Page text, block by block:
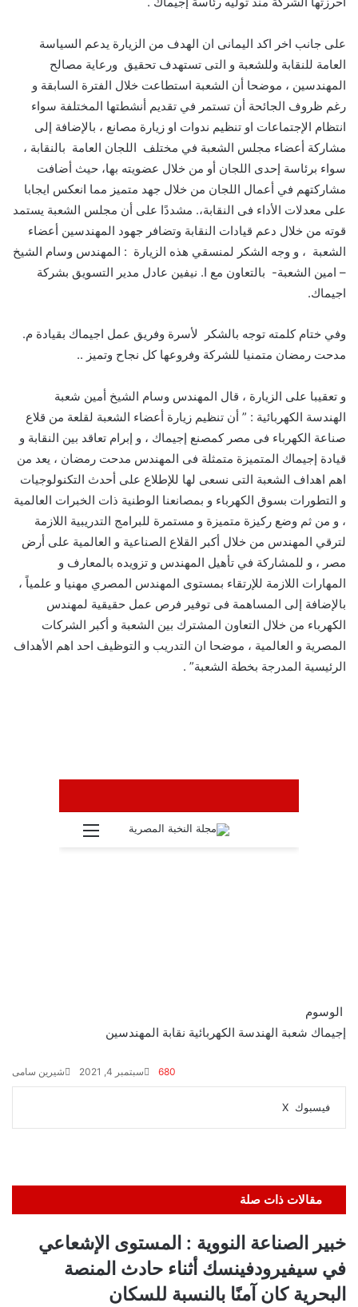
على جانب اخر اكد اليمانى ان الهدف من الزيارة يدعم السياسة
العامة للنقابة وللشعبة و التى تستهدف تحقيق ورعاية مصالح
المهندسين ، موضحا أن الشعبة استطاعت خلال الفترة السابقة و
رغم ظروف الجائحة أن تستمر في تقديم أنشطتها المختلفة سواء
انتظام الإجتماعات او تنظيم ندوات او زيارة مصانع ، بالإضافة إلى
مشاركة أعضاء مجلس الشعبة في مختلف اللجان العامة بالنقابة ،
سواء برئاسة إحدى اللجان أو من خلال عضويته بها، حيث أضافت
مشاركتهم في أعمال اللجان من خلال جهد متميز مما انعكس ايجابا
على معدلات الأداء فى النقابة،. مشددًا على أن مجلس الشعبة يستمد
قوته من خلال دعم قيادات النقابة وتضافر جهود المهندسين أعضاء
الشعبة ، و وجه الشكر لمنسقي هذه الزيارة : المهندس وسام الشيخ
– امين الشعبة- بالتعاون مع ا. نيفين عادل مدير التسويق بشركة
اجيماك.
وفي ختام كلمته توجه بالشكر لأسرة وفريق عمل اجيماك بقيادة م.
مدحت رمضان متمنيا للشركة وفروعها كل نجاح وتميز ..
و تعقيبا على الزيارة ، قال المهندس وسام الشيخ أمين شعبة
الهندسة الكهربائية : ” أن تنظيم زيارة أعضاء الشعبة لقلعة من قلاع
صناعة الكهرباء فى مصر كمصنع إجيماك ، و إبرام تعاقد بين النقابة و
قيادة إجيماك المتميزة متمثلة فى المهندس مدحت رمضان ، يعد من
اهم اهداف الشعبة التى نسعى لها للإطلاع على أحدث التكنولوجيات
و التطورات بسوق الكهرباء و بمصانعنا الوطنية ذات الخبرات العالمية
، و من ثم وضع ركيزة متميزة و مستمرة للبرامج التدريبية اللازمة
لترقي المهندس من خلال أكبر القلاع الصناعية و العالمية على أرض
مصر ، و للمشاركة في تأهيل المهندس و تزويده بالمعارف و
المهارات اللازمة للإرتقاء بمستوى المهندس المصري مهنيا و علمياً ،
بالإضافة إلى المساهمة فى توفير فرص عمل حقيقية لمهندس
الكهرباء من خلال التعاون المشترك بين الشعبة و أكبر الشركات
المصرية و العالمية ، موضحا ان التدريب و التوظيف احد اهم الأهداف
الرئيسية المدرجة بخطة الشعبة” .
الوسوم
إجيماك شعبة الهندسة الكهربائية نقابة المهندسين
شيرين سامى سبتمبر 4, 2021
فيسبوك ‫X
مقالات ذات صلة
خبير الصناعة النووية : المستوى الإشعاعي
في سيفيرودفينسك أثناء حادث المنصة
البحرية كان آمنًا بالنسبة للسكان